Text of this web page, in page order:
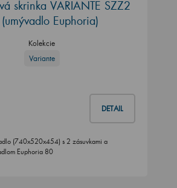
skrinka VARIANTE SZZ2
Euphoria)
Kolekcie
Variante
DETAIL
(740x520x454) s 2 zásuvkami a
Euphoria 80